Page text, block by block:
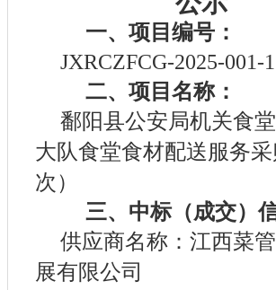
一、项目编号：
JXRCZFCG-2025-001-1
二、项目名称：
鄱阳县公安局机关食
大队食堂食材配送服务
次）
三、中标（成交）
供应商名称：江西菜
展有限公司